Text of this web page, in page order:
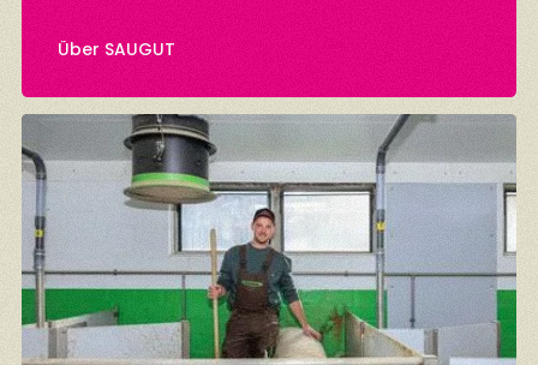
Über SAUGUT